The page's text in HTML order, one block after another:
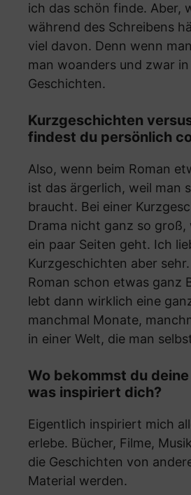
ich das schön finde. Aber,
während des Schreibens
viel davon. Denn wenn
man woanders und zwar in
Geschichten.
Kurzgeschichten
findest du persönlich
Also, wenn beim Roman
ist das ärgerlich, weil man
braucht. Bei einer
Drama nicht ganz so groß,
ein paar Seiten geht. Ich
Kurzgeschichten aber
Roman schon etwas ganz
lebt dann wirklich eine
manchmal Monate,
in einer Welt, die man
Wo bekommst du
was inspiriert dich?
Eigentlich inspiriert mich
erlebe. Bücher, Filme,
die Geschichten von
Material werden.